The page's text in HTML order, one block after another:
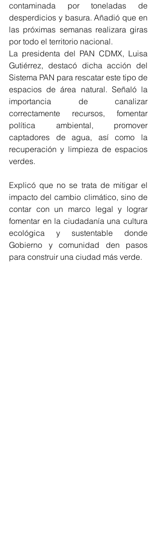
contaminada por toneladas de
desperdicios y basura. Añadió que en
las próximas semanas realizara giras
por todo el territorio nacional.
La presidenta del PAN CDMX, Luisa
Gutiérrez, destacó dicha acción del
Sistema PAN para rescatar este tipo de
espacios de área natural. Señaló la
importancia de canalizar
correctamente recursos, fomentar
política ambiental, promover
captadores de agua, así como la
recuperación y limpieza de espacios
verdes.
Explicó que no se trata de mitigar el
impacto del cambio climático, sino de
contar con un marco legal y lograr
fomentar en la ciudadanía una cultura
ecológica y sustentable donde
Gobierno y comunidad den pasos
para construir una ciudad más verde.